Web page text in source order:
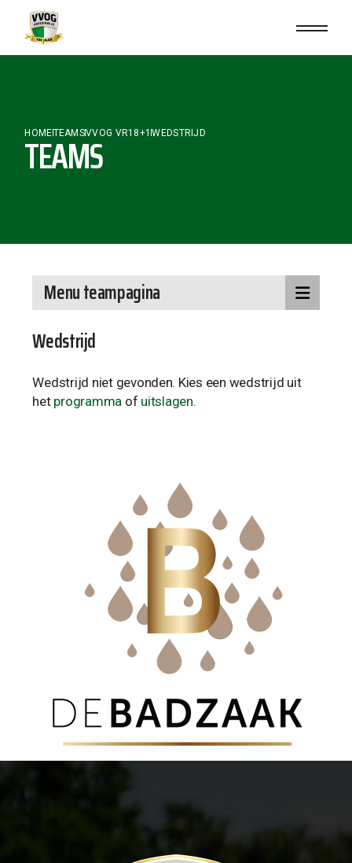
HOMETEAMSVVOG VR18+1 WEDSTRIJD
TEAMS
Wedstrijd
Wedstrijd niet gevonden. Kies een wedstrijd uit
het programma of uitslagen.
Menu teampagina